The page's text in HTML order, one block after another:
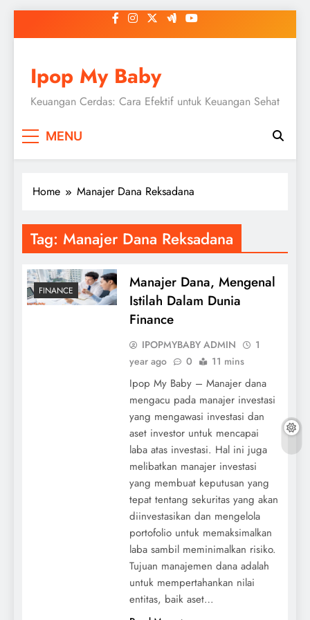
to
Ipop My Baby
Keuangan Cerdas: Cara Efektif untuk Keuangan Sehat
MENU
Home Manajer Dana Reksadana
Tag: Manajer Dana Reksadana
FINANCE
Manajer Dana, Mengenal
Istilah Dalam Dunia
Finance
IPOPMYBABY ADMIN
1
year ago
0 11 mins
Ipop My Baby – Manajer dana
mengacu pada manajer investasi
yang mengawasi investasi dan
aset investor untuk mencapai
laba atas investasi. Hal ini juga
melibatkan manajer investasi
yang membuat keputusan yang
tepat tentang sekuritas yang akan
diinvestasikan dan mengelola
portofolio untuk memaksimalkan
laba sambil meminimalkan risiko.
Tujuan manajemen dana adalah
untuk mempertahankan nilai
entitas, baik aset…